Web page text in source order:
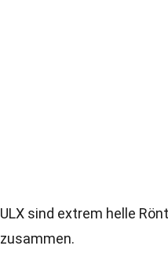
ULX sind extrem helle
zusammen.